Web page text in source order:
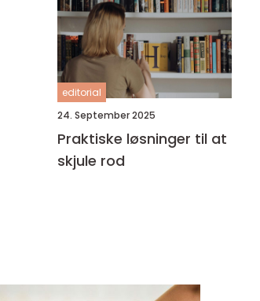
editorial
24. September 2025
Praktiske løsninger til at
skjule rod